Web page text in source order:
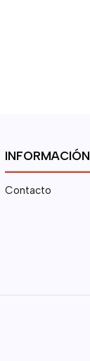
INFORMACIÓN
Contacto